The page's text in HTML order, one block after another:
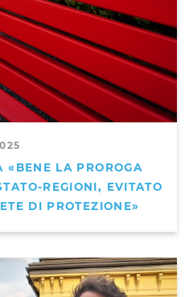
«BENE LA PROROGA
REGIONI, EVITATO
DI PROTEZIONE»